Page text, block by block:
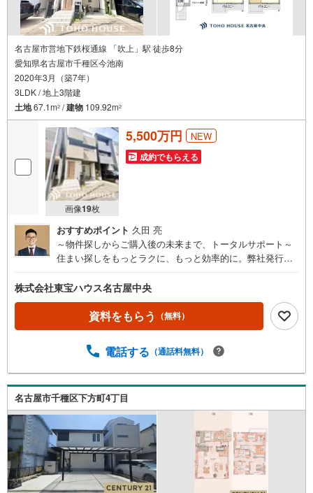
名古屋市営地下鉄桜通線 「吹上」駅 徒歩8分
愛知県名古屋市千種区今池南
2020年3月（築7年）
3LDK / 地上3階建
土地67.1m2 /建物 109.92m2
画像19枚
5,500万円 NEW
成約でもらえる
おすすめポイント 久田 亮
～物件探しからご購入後の未来まで、トータルサポート～
住まい探しをもっとラクに、もっと効率的に。弊社発行の
辺環境のチェックまでスマホで完結。よく行く場所へのル
ートや所要時間がわかる「Door to Door機能」で、通勤・通
学時間もスムーズに検索できます。東宝ハウス名古屋中央
では、物件のご紹介にとどまらず、独自の会員サービス「T
イフプランニングを通じて、ご入居後もお客様の安心と豊
ます。 住宅ローンのご相談 FPによるライフプランのシミ
ュレーションお電話よりお問い合わせの際は「Yahoo！不
動産を見た」とお伝え下さい。【資料をもらう】【室内・
現地を見学する】ボタンよりご予約いただくとご見学がス
ムーズにご案内できます。お客様のお住まいへの「希望」
を形にするべく全力でお手伝いさせていただきます。お会
いできる日を心待ちにしております。
株式会社東宝ハウス名古屋中央
資料をもらう （無料）
電話する （通話料無料）
名古屋市千種区下方町4丁目